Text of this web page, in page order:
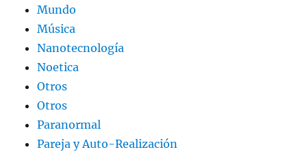
Mundo
Música
Nanotecnología
Noetica
Otros
Otros
Paranormal
Pareja y Auto-Realización